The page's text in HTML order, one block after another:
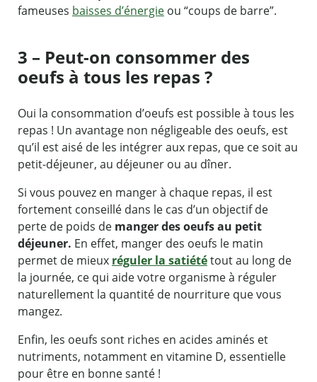
fameuses baisses d’énergie ou “coups de barre”.
3 – Peut-on consommer des
oeufs à tous les repas ?
Oui la consommation d’oeufs est possible à tous les
repas ! Un avantage non négligeable des oeufs, est
qu’il est aisé de les intégrer aux repas, que ce soit au
petit-déjeuner, au déjeuner ou au dîner.
Si vous pouvez en manger à chaque repas, il est
fortement conseillé dans le cas d’un objectif de
perte de poids de manger des oeufs au petit
déjeuner. En effet, manger des oeufs le matin
permet de mieux réguler la satiététout au long de
la journée, ce qui aide votre organisme à réguler
naturellement la quantité de nourriture que vous
mangez.
Enfin, les oeufs sont riches en acides aminés et
nutriments, notamment en vitamine D, essentielle
pour être en bonne santé !